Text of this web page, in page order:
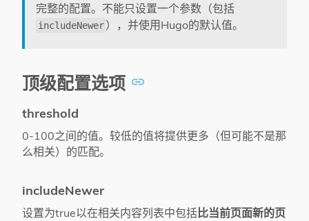
完整的配置。不能只设置一个参数（包括
includeNewer ），并使用Hugo的默认值。
顶级配置选项
threshold
0-100之间的值。较低的值将提供更多（但可能不是那
么相关）的匹配。
includeNewer
设置为true以在相关内容列表中包括比当前页面新的页